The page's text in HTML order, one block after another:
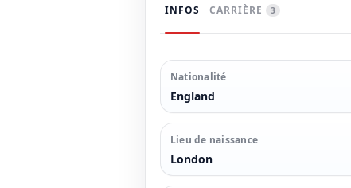
INFOS CARRIÈRE 3
Nationalité
England
Lieu de naissance
London